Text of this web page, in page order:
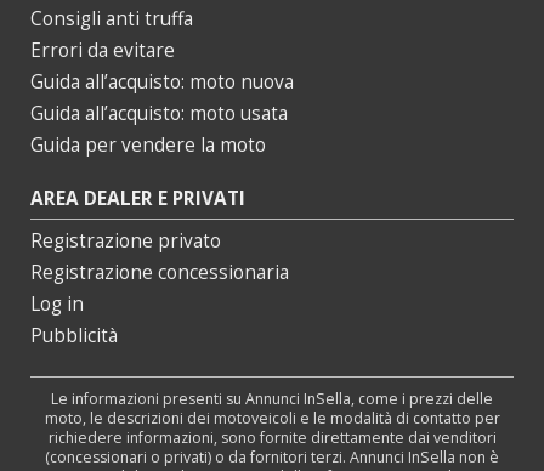
Consigli anti truffa
Errori da evitare
Guida all’acquisto: moto nuova
Guida all’acquisto: moto usata
Guida per vendere la moto
AREA DEALER E PRIVATI
Registrazione privato
Registrazione concessionaria
Log in
Pubblicità
Le informazioni presenti su Annunci InSella, come i prezzi delle
moto, le descrizioni dei motoveicoli e le modalità di contatto per
richiedere informazioni, sono fornite direttamente dai venditori
(concessionari o privati) o da fornitori terzi. Annunci InSella non è